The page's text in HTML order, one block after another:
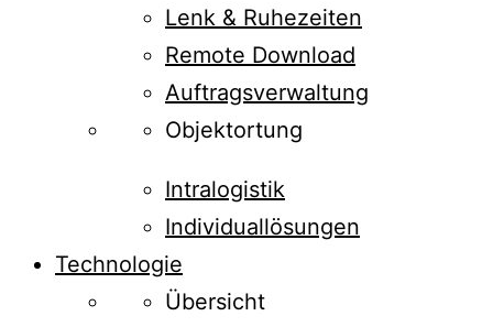
Lenk & Ruhezeiten
Remote Download
Auftragsverwaltung
Objektortung
Intralogistik
Individuallösungen
Technologie
Übersicht